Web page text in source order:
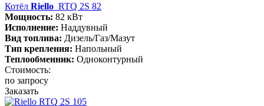
Котёл Riello RTQ 2S 82
Мощность: 82 кВт
Исполнение: Наддувный
Вид топлива: Дизель/Газ/Мазут
Тип крепления: Напольный
Теплообменник: Одноконтурный
Стоимость:
по запросу
Заказать